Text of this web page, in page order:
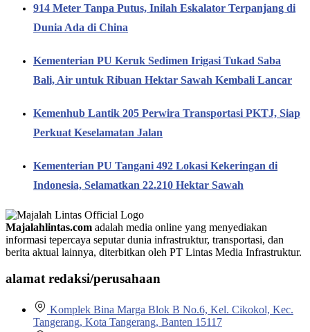
914 Meter Tanpa Putus, Inilah Eskalator Terpanjang di
Dunia Ada di China
Kementerian PU Keruk Sedimen Irigasi Tukad Saba
Bali, Air untuk Ribuan Hektar Sawah Kembali Lancar
Kemenhub Lantik 205 Perwira Transportasi PKTJ, Siap
Perkuat Keselamatan Jalan
Kementerian PU Tangani 492 Lokasi Kekeringan di
Indonesia, Selamatkan 22.210 Hektar Sawah
Majalahlintas.com adalah media online yang menyediakan
informasi tepercaya seputar dunia infrastruktur, transportasi, dan
berita aktual lainnya, diterbitkan oleh PT Lintas Media Infrastruktur.
alamat redaksi/perusahaan
Komplek Bina Marga Blok B No.6, Kel. Cikokol, Kec.
Tangerang, Kota Tangerang, Banten 15117